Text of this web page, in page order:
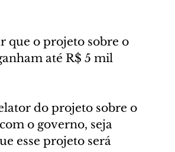
que o projeto sobre o
até R$ 5 mil
do projeto sobre o
o governo, seja
esse projeto será